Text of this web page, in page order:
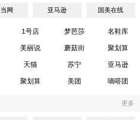
网 亚马逊 国美在线
1号店 梦芭莎 名鞋库
美丽说 蘑菇街 聚划算
天猫 苏宁 亚马逊
聚划算 美团 嘀嗒团
更多